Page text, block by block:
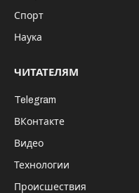
Спорт
Наука
ЧИТАТЕЛЯМ
Telegram
ВКонтакте
Видео
Технологии
Происшествия